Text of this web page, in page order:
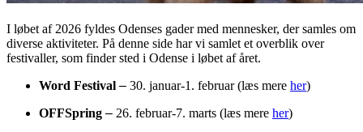
I løbet af 2026 fyldes Odenses gader med mennesker, der samles om
diverse aktiviteter. På denne side har vi samlet et overblik over
festivaller, som finder sted i Odense i løbet af året.
Word Festival – 30. januar-1. februar (læs mere her)
OFFSpring – 26. februar-7. marts (læs mere her)